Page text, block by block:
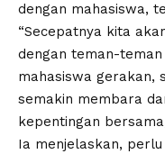
dengan mahasiswa,
“Secepatnya kita
dengan teman-
mahasiswa gerakan,
semakin membara
kepentingan
Ia menjelaskan,